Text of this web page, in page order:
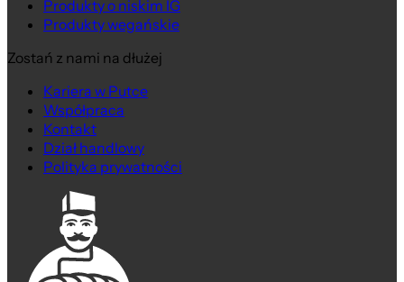
Produkty o niskim IG
Produkty wegańskie
Zostań z nami na dłużej
Kariera w Putce
Współpraca
Kontakt
Dział handlowy
Polityka prywatności